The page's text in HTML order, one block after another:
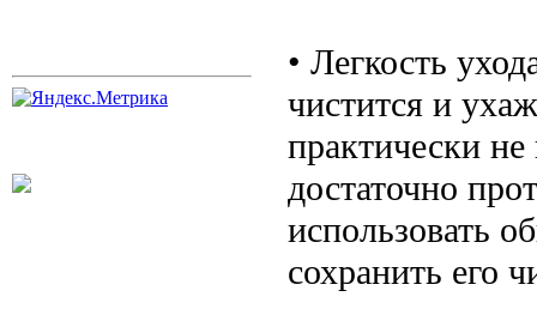
• Легкость
чистится и
практически
достаточно
использовать
сохранить его